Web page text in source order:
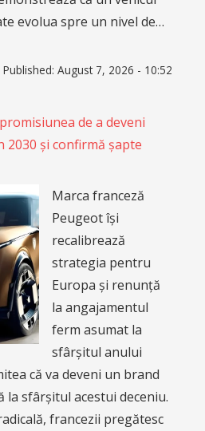
evolua spre un nivel de…
Published: August 7, 2026 - 10:52
de a deveni
2030 și confirmă șapte
Marca franceză
Peugeot își
recalibrează
strategia pentru
Europa și renunță
la angajamentul
ferm asumat la
sfârșitul anului
că va deveni un brand
la sfârșitul acestui deceniu.
francezii pregătesc